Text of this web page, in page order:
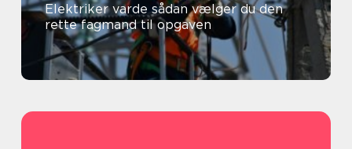
Elektriker varde sådan vælger du den
rette fagmand til opgaven